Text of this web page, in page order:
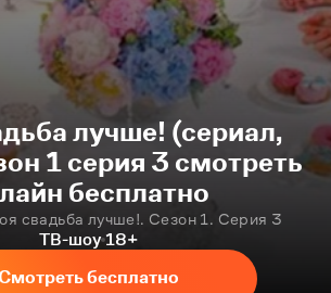
лучше! (сериал,
1 серия 3 смотреть
бесплатно
свадьба лучше!. Сезон 1. Серия 3
ТВ-шоу 18+
бесплатно